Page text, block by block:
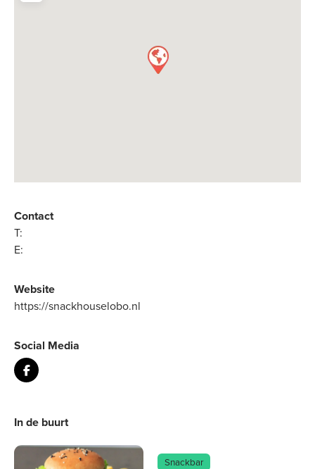
Contact
T:
E:
Website
https://snackhouselobo.nl
Social Media
In de buurt
Snackbar